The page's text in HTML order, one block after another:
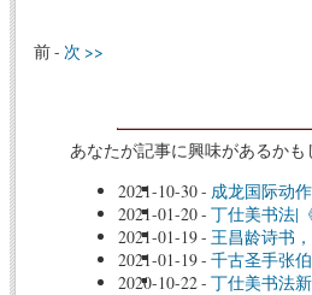
前 - 次 >>
あなたが記事に興味があるかも
2021-10-30- 成龙国际动
2021-01-20- 丁仕美书法|
2021-01-19- 王昌龄诗书
2021-01-19- 千古圣手张
2020-10-22- 丁仕美书法新